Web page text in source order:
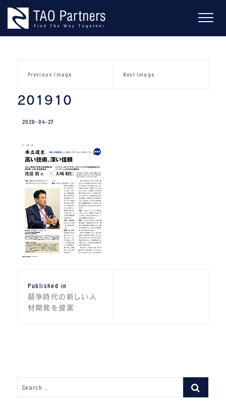
content
Previous Image Next Image
201910
2020-04-27
稿
ナ
シ
ョ
Published in
競争時代の新しい人
材開発を提案